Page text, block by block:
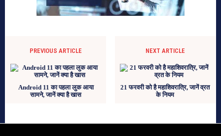
PREVIOUS ARTICLE
Android 11 का पहला लुक आया
सामने, जानें क्या है खास
NEXT ARTICLE
21 फरवरी को है महाशिवरात्रि, जानें व्रत
के नियम